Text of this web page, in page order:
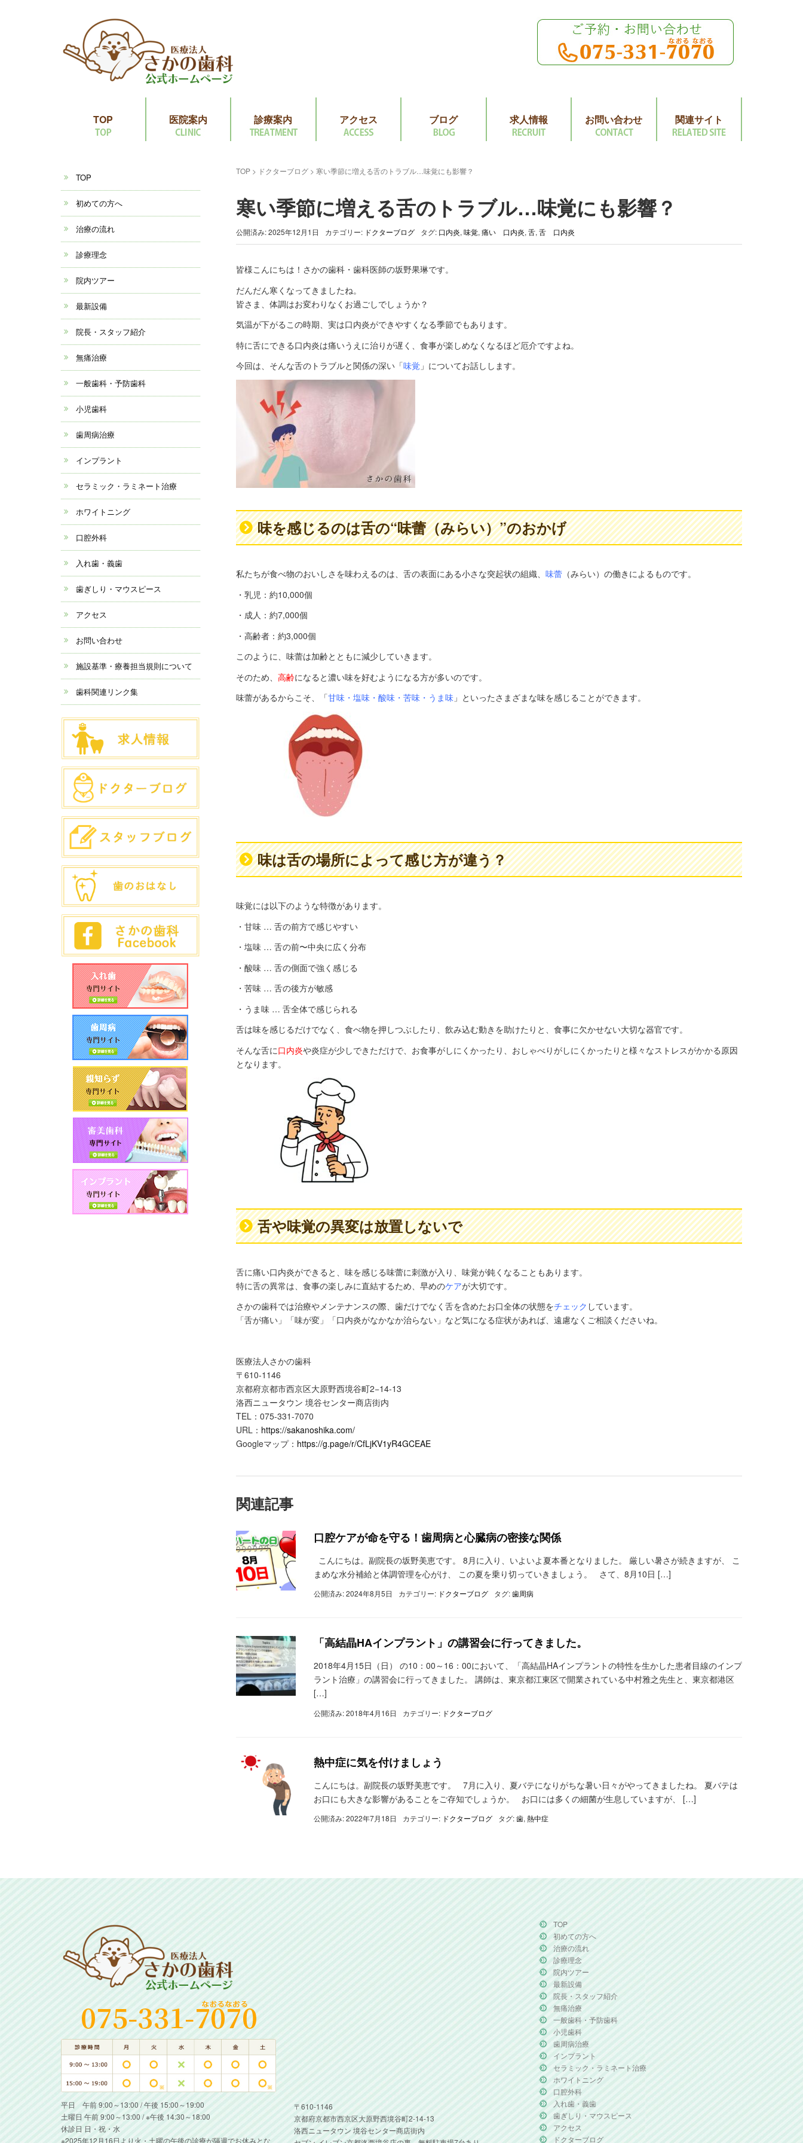
TOP 医院案内 診療案内 アクセス ブログ 求人情報 お問い合わせ 関連サイト
TOP> ドクターブログ> 寒い季節に増える舌のトラブル…味覚にも影響？
寒い季節に増える舌のトラブル…味覚にも影響？
公開済み: 2025年12月1日 カテゴリー: ドクターブログ タグ: 口内炎, 味覚, 痛い 口内炎, 舌, 舌 口内炎
皆様こんにちは！さかの歯科・歯科医師の坂野果琳です。
だんだん寒くなってきましたね。
皆さま、体調はお変わりなくお過ごしでしょうか？
気温が下がるこの時期、実は口内炎ができやすくなる季節でもあります。
特に舌にできる口内炎は痛いうえに治りが遅く、食事が楽しめなくなるほど厄介ですよね。
今回は、そんな舌のトラブルと関係の深い「味覚 」についてお話しします。
味を感じるのは舌の“味蕾（みらい）”のおかげ
私たちが食べ物のおいしさを味わえるのは、舌の表面にある小さな突起状の組織、 味蕾（みらい）の働きによるものです。
・乳児：約10,000個
・成人：約7,000個
・高齢者：約3,000個
このように、味蕾は加齢とともに減少していきます。
そのため、 高齢になると濃い味を好むようになる方が多いのです。
味蕾があるからこそ、「甘味・塩味・酸味・苦味・うま味」といったさまざまな味を感じることができます。
味は舌の場所によって感じ方が違う？
味覚には以下のような特徴があります。
・甘味 … 舌の前方で感じやすい
・塩味 … 舌の前〜中央に広く分布
・酸味 … 舌の側面で強く感じる
・苦味 … 舌の後方が敏感
・うま味 … 舌全体で感じられる
舌は味を感じるだけでなく、食べ物を押しつぶしたり、飲み込む動きを助けたりと、食事に欠かせない大切な器官です。
そんな舌に口内炎や炎症が少しできただけで、お食事がしにくかったり、おしゃべりがしにくかったりと様々なストレスがかかる原因
となります。
舌や味覚の異変は放置しないで
舌に痛い口内炎ができると、味を感じる味蕾に刺激が入り、味覚が鈍くなることもあります。
特に舌の異常は、食事の楽しみに直結するため、早めのケアが大切です。
さかの歯科では治療やメンテナンスの際、歯だけでなく舌を含めたお口全体の状態をチェック しています。
「舌が痛い」「味が変」「口内炎がなかなか治らない」など気になる症状があれば、遠慮なくご相談くださいね。
医療法人さかの歯科
〒610-1146
京都府京都市西京区大原野西境谷町2−14-13
洛西ニュータウン 境谷センター商店街内
TEL：075-331-7070
URL： https://sakanoshika.com/
Googleマップ： https://g.page/r/CfLjKV1yR4GCEAE
関連記事
口腔ケアが命を守る！歯周病と心臓病の密接な関係
こんにちは。副院長の坂野美恵です。 8月に入り、いよいよ夏本番となりました。 厳しい暑さが続きますが、 こ
まめな水分補給と体調管理を心がけ、 この夏を乗り切っていきましょう。 さて、8月10日 […]
公開済み: 2024年8月5日 カテゴリー: ドクターブログ タグ:歯周病
「高結晶HAインプラント」の講習会に行ってきました。
2018年4月15日（日） の10：00～16：00において、「高結晶HAインプラントの特性を生かした患者目線のインプ
ラント治療」の講習会に行ってきました。 講師は、東京都江東区で開業されている中村雅之先生と、東京都港区
[…]
公開済み: 2018年4月16日 カテゴリー: ドクターブログ
熱中症に気を付けましょう
こんにちは。副院長の坂野美恵です。 7月に入り、夏バテになりがちな暑い日々がやってきましたね。 夏バテは
お口にも大きな影響があることをご存知でしょうか。 お口には多くの細菌が生息していますが、 […]
公開済み: 2022年7月18日 カテゴリー: ドクターブログ タグ:歯, 熱中症
TOP
初めての方へ
治療の流れ
診療理念
院内ツアー
最新設備
院長・スタッフ紹介
無痛治療
一般歯科・予防歯科
小児歯科
歯周病治療
インプラント
セラミック・ラミネート治療
ホワイトニング
口腔外科
入れ歯・義歯
歯ぎしり・マウスピース
アクセス
お問い合わせ
施設基準・療養担当規則について
歯科関連リンク集
平日 午前 9:00～13:00 / 午後 15:00～19:00
土曜日 午前 9:00～13:00 / ※午後 14:30～18:00
休診日 日・祝・水
※2025年12月16日より火・土曜の午後の診療が隔週でお休みとな
〒610-1146
京都府京都市西京区大原野西境谷町2-14-13
洛西ニュータウン 境谷センター商店街内
TOP
初めての方へ
治療の流れ
診療理念
院内ツアー
最新設備
院長・スタッフ紹介
無痛治療
一般歯科・予防歯科
小児歯科
歯周病治療
インプラント
セラミック・ラミネート治療
ホワイトニング
口腔外科
入れ歯・義歯
歯ぎしり・マウスピース
アクセス
ドクターブログ